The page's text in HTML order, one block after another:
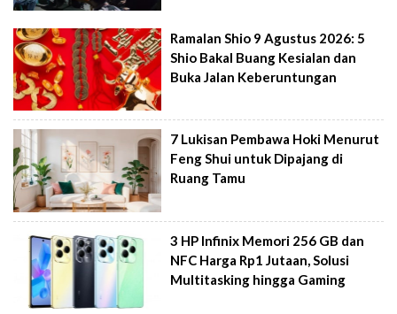
Ramalan Shio 9 Agustus 2026: 5
Shio Bakal Buang Kesialan dan
Buka Jalan Keberuntungan
7 Lukisan Pembawa Hoki Menurut
Feng Shui untuk Dipajang di
Ruang Tamu
3 HP Infinix Memori 256 GB dan
NFC Harga Rp1 Jutaan, Solusi
Multitasking hingga Gaming